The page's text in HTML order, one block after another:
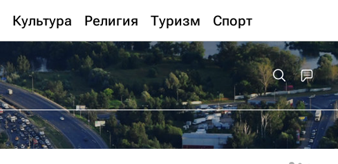
Культура Религия Туризм Спорт